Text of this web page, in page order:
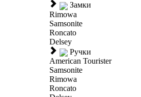
Замки
Rimowa
Samsonite
Roncato
Delsey
Ручки
American Tourister
Samsonite
Rimowa
Roncato